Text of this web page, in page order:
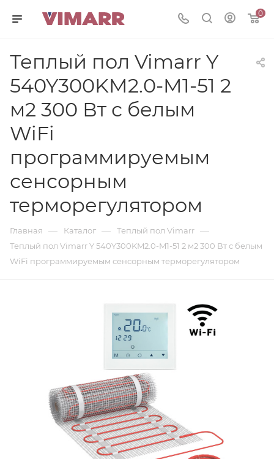
0
Теплый пол Vimarr Y
540Y300KM2.0-M1-51 2
м2 300 Вт с белым
WiFi
программируемым
сенсорным
терморегулятором
Главная — Каталог — Теплый пол Vimarr —
Теплый пол Vimarr Y 540Y300KM2.0-M1-51 2 м2 300 Вт с белым
WiFi программируемым сенсорным терморегулятором